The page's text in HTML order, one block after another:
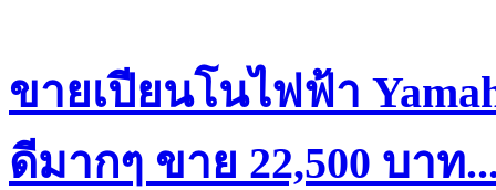
ขายเปียนโนไฟฟ้า
ดีมากๆ ขาย 22,500 บาท